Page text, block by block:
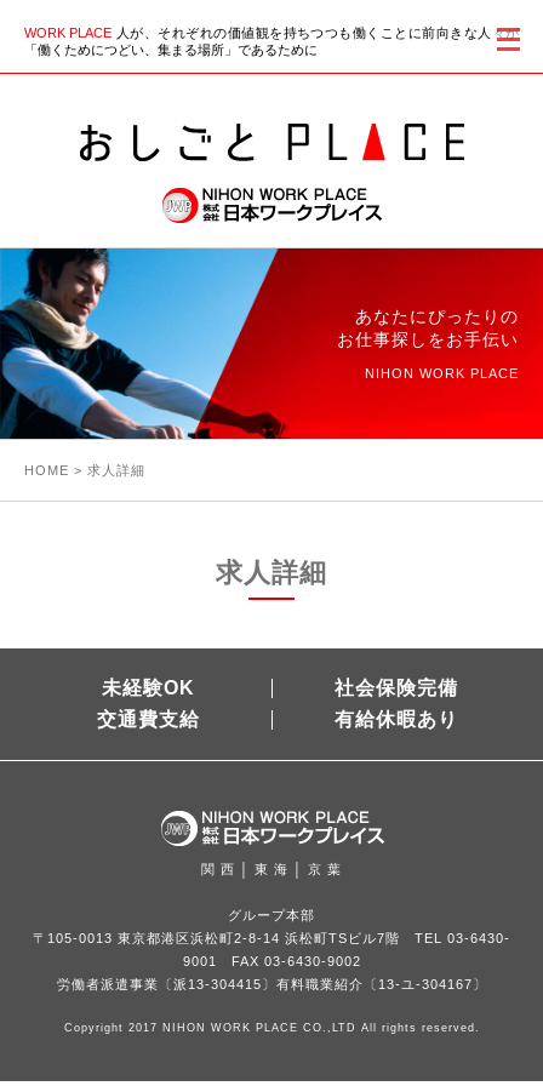
WORK PLACE 人が、それぞれの価値観を持ちつつも働くことに前向きな人々が
「働くためにつどい、集まる場所」であるために
あなたにぴったりの
お仕事探しをお手伝い
NIHON WORK PLACE
HOME > 求人詳細
求人詳細
未経験OK
社会保険完備
交通費支給
有給休暇あり
関 西 │ 東 海 │ 京 葉
グループ本部
〒105-0013 東京都港区浜松町2-8-14 浜松町TSビル7階 TEL 03-6430-
9001 FAX 03-6430-9002
労働者派遣事業〔派13-304415〕有料職業紹介〔13-ユ-304167〕
Copyright 2017 NIHON WORK PLACE CO.,LTD All rights reserved.